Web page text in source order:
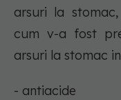
arsuri la
cum v-a fost
arsuri la stomac
- antiacide